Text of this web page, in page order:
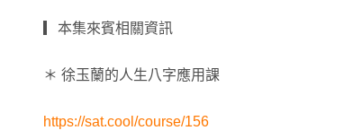
▎本集來賓相關資訊
＊ 徐玉蘭的人生八字應用課
https://sat.cool/course/156